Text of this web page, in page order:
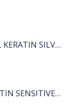
Shampooing ESSENTIEL KERATIN SILVER 250ML
Sérum ESSENTIEL KERATIN SENSITIVE 40 ML